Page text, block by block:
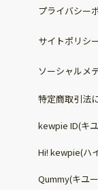
プライバシー
サイトポリシ
ソーシャルメ
特定商取引法
kewpie ID(キ
Hi! kewpie(ハ
Qummy(キユ